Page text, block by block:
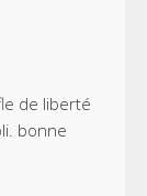
de liberté
bonne